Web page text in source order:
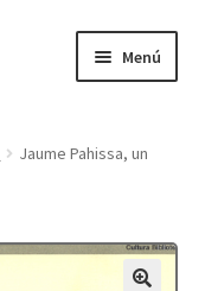
Menú
Jaume Pahissa, un